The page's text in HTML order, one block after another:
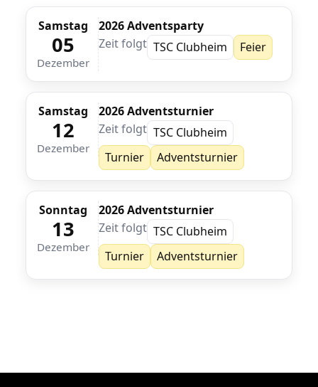
Samstag
05
Dezember
2026 Adventsparty
Zeit folgt TSC Clubheim Feier
Samstag
12
Dezember
2026 Adventsturnier
Zeit folgt TSC Clubheim
Turnier
Adventsturnier
Sonntag
13
Dezember
2026 Adventsturnier
Zeit folgt TSC Clubheim
Turnier
Adventsturnier